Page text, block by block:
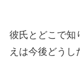
彼氏とどこで知
えは今後どうし